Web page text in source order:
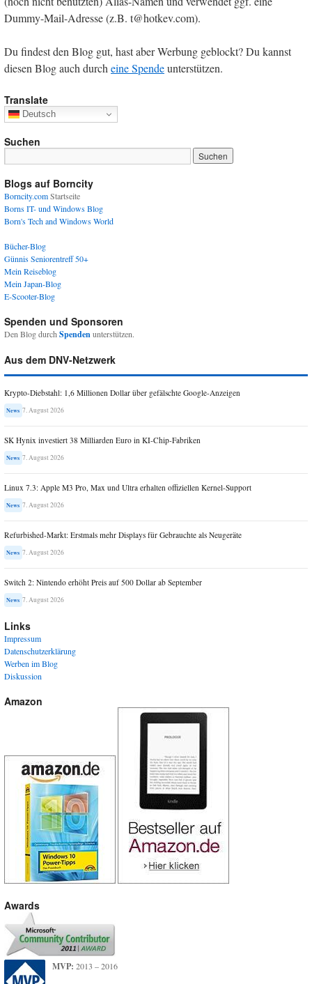
Dummy-Mail-Adresse (z.B. t@hotkev.com).
Du findest den Blog gut, hast aber Werbung geblockt? Du kannst
diesen Blog auch durch eine Spendeunterstützen.
Translate
Deutsch
Suchen
Blogs auf Borncity
Borncity.comStartseite
Borns IT- und Windows Blog
Born's Tech and Windows World
Bücher-Blog
Günnis Seniorentreff 50+
Mein Reiseblog
Mein Japan-Blog
E-Scooter-Blog
Spenden und Sponsoren
Den Blog durch Spendenunterstützen.
Aus dem DNV-Netzwerk
Krypto-Diebstahl: 1,6 Millionen Dollar über gefälschte Google-Anzeigen
News 7. August 2026
SK Hynix investiert 38 Milliarden Euro in KI-Chip-Fabriken
News 7. August 2026
Linux 7.3: Apple M3 Pro, Max und Ultra erhalten offiziellen Kernel-Support
News 7. August 2026
Refurbished-Markt: Erstmals mehr Displays für Gebrauchte als Neugeräte
News 7. August 2026
Switch 2: Nintendo erhöht Preis auf 500 Dollar ab September
News 7. August 2026
Links
Impressum
Datenschutzerklärung
Werben im Blog
Diskussion
Amazon
Awards
MVP: 2013 – 2016